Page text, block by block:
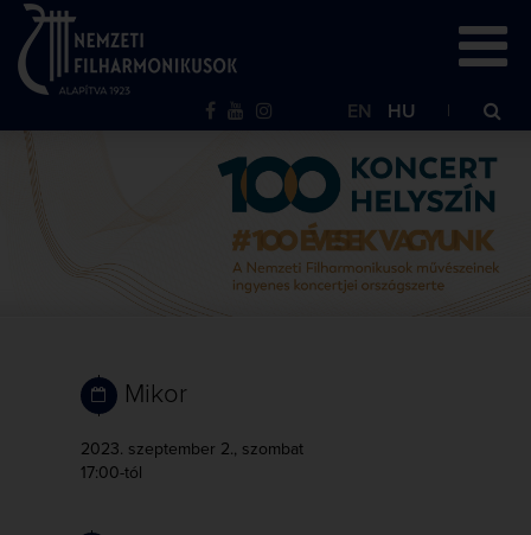
EN HU
Mikor
2023. szeptember 2., szombat
17:00-tól